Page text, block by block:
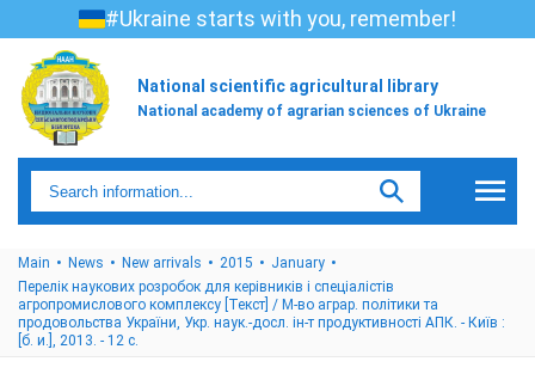
#Ukraine starts with you, remember!
National scientific agricultural library
National academy of agrarian sciences of Ukraine
Main News New arrivals 2015
January
Перелік наукових розробок для керівників і спеціалістів
агропромислового комплексу [Текст] / М-во аграр. політики та
продовольства України, Укр. наук.-досл. ін-т продуктивності АПК. - Київ :
[б. и.], 2013. - 12 с.